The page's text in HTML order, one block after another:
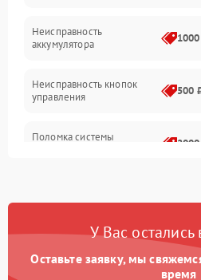
Неисправность
аккумулятора
Неисправность кнопок
управления
500
Поломка системы
защиты от перегрузок
Неисправность системы
автоматического
отключения
1000
У Вас
Оставьте заявку, мы
время